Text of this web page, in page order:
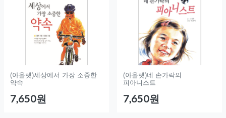
(아울렛)세상에서 가장 소중한
약속
7,650원
(아울렛)네 손가락의
피아니스트
7,650원